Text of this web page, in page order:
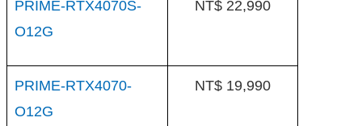
PRIME-RTX4070S-
O12G
NT$ 22,990
PRIME-RTX4070-
O12G
NT$ 19,990